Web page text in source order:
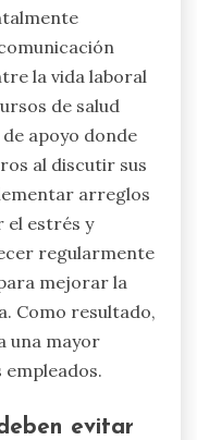
la vida laboral
de salud
apoyo donde
al discutir sus
arreglos
el estrés y
regularmente
mejorar la
Como resultado,
una mayor
evitar